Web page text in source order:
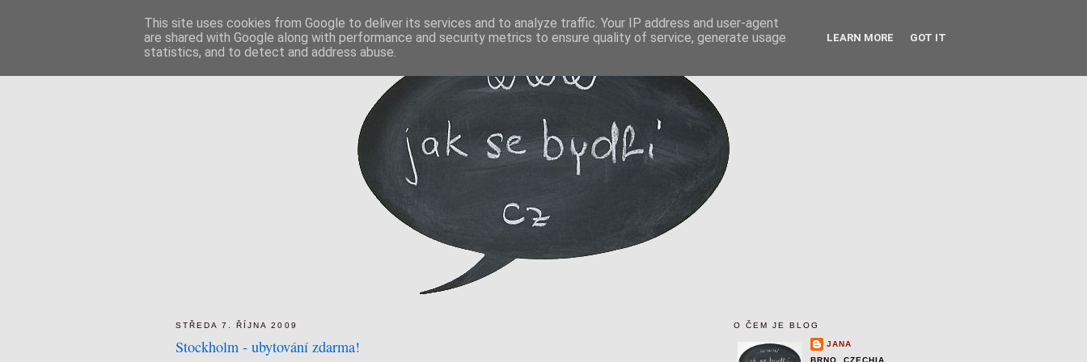
STŘEDA 7. ŘÍJNA 2009
Stockholm - ubytování zdarma!
O ČEM JE BLOG
JANA
BRNO, CZECHIA
This site uses cookies from Google to deliver its services and to analyze traffic. Your IP address and user-agent
are shared with Google along with performance and security metrics to ensure quality of service, generate usage
statistics, and to detect and address abuse.
LEARN MORE GOT IT